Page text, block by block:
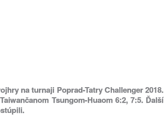
na turnaji Poprad-Tatry Challenger 2018.
Tsungom-Huaom 6:2, 7:5. Ďalší